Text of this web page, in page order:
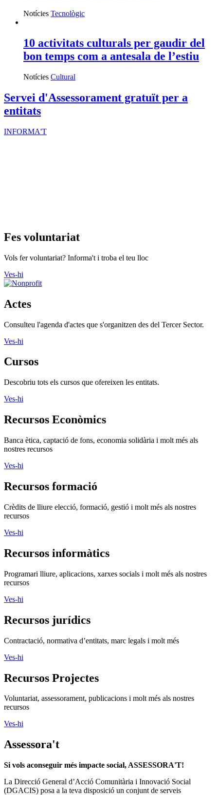
Notícies Tecnològic
10 activitats culturals per gaudir del
bon temps com a antesala de l’estiu
Notícies Cultural
Servei d'Assessorament gratuït per a
entitats
INFORMA'T
Actes
Consulteu l'agenda d'actes que s'organitzen des del Tercer Sector.
Ves-hi
nostres recursos
Ves-hi
Recursos formació
Crèdits de lliure elecció, formació, gestió i molt més als nostres
recursos
Ves-hi
Recursos informàtics
Programari lliure, aplicacions, xarxes socials i molt més als nostres
recursos
Ves-hi
Recursos jurídics
Contractació, normativa d’entitats, marc legals i molt més
recursos
Ves-hi
Assessora't
Si vols aconseguir més impacte social, ASSESSORA'T!
(DGACIS)
Més informació
Segueix-nos